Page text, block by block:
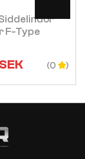
F-Type
(0